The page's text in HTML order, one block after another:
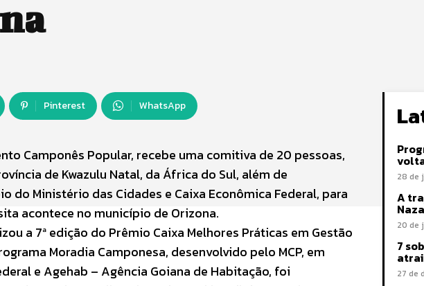
Pinterest WhatsApp
Camponês Popular, recebe uma comitiva de 20 pessoas,
de Kwazulu Natal, da África do Sul, além de
Ministério das Cidades e Caixa Econômica Federal, para
acontece no município de Orizona.
a 7ª edição do Prêmio Caixa Melhores Práticas em Gestão
Moradia Camponesa, desenvolvido pelo MCP, em
e Agehab – Agência Goiana de Habitação, foi
28 de
A
20 de
7
27 de